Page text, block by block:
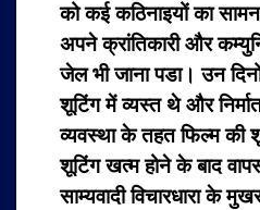
को कई कठिनाइयों का
अपने क्रांतिकारी और
जेल भी जाना पडा। उन
शूटिंग में व्यस्त थे और
व्यवस्था के तहत फिल्म की
शूटिंग खत्म होने के बाद
साम्यवादी विचारधारा के